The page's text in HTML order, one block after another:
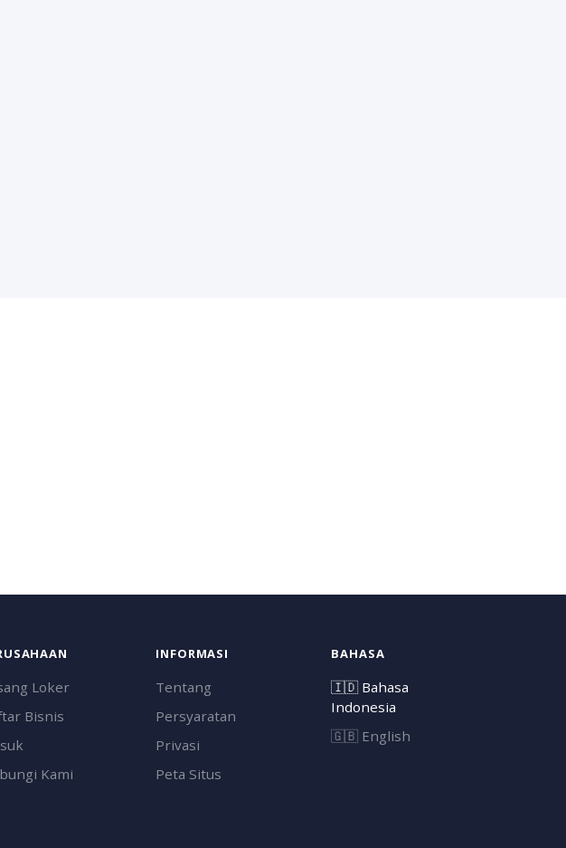
Loker
Bisnis
Kami
INFORMASI
Tentang
Persyaratan
Privasi
Peta Situs
BAHASA
🇮🇩Bahasa
Indonesia
🇬🇧 English